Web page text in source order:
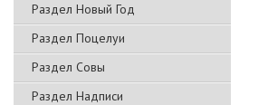
Раздел Новый Год
Раздел Поцелуи
Раздел Совы
Раздел Надписи